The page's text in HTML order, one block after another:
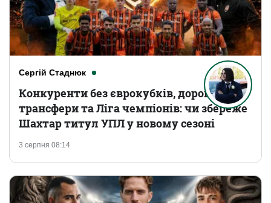
Сергій Стаднюк
3 серпня 08:14
Конкуренти без єврокубків, дорогі
трансфери та Ліга чемпіонів: чи збереже
Шахтар титул УПЛ у новому сезоні